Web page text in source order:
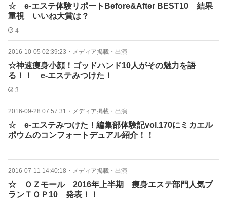
☆ e-エステ体験リポートBefore&After BEST10 結果
重視 いいね大賞は？
4
2016-10-05 02:39:23 ・ メディア掲載・出演
☆神速痩身小顔！ゴッドハンド10人がその魅力を語
る！！ e-エステみつけた！
3
2016-09-28 07:57:31 ・ メディア掲載・出演
☆ e-エステみつけた！編集部体験記vol.170にミカエル
ポウムのコンフォートデュアル紹介！！
2016-07-11 14:40:18 ・ メディア掲載・出演
☆ ＯＺモール 2016年上半期 痩身エステ部門人気プ
ランＴＯＰ10 発表！！